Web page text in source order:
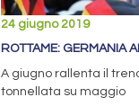
24 giugno 2019
ROTTAME: GERMANIA
A giugno rallenta il
tonnellata su maggio